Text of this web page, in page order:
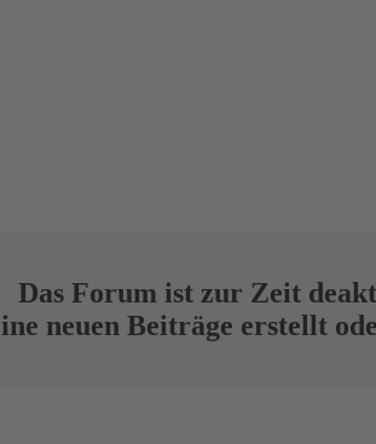
Das Forum ist zur Zeit
neuen Beiträge erstellt